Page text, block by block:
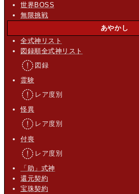
世界BOSS
無限挑戦
あやかし
全式神リスト
図録順全式神リスト
図録
霊験
レア度別
怪異
レア度別
付喪
レア度別
「助」式神
還元契約
宝珠契約